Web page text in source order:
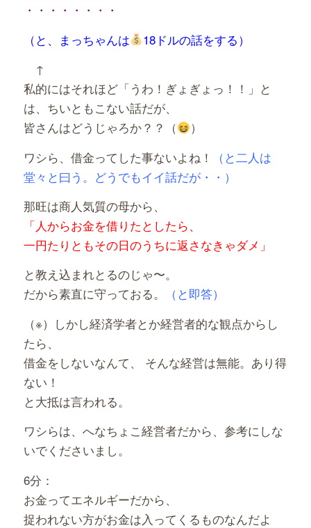
・・・・・・・・
（と、まっちゃんは
18ドルの話をする）
↑
私的にはそれほど「うわ！ぎょぎょっ！！」と
は、ちいともこない話だが、
皆さんはどうじゃろか？？（
）
ワシら、借金ってした事ないよね！
（と二人は
堂々と曰う。どうでもイイ話だが・・）
那旺は商人気質の母から、
「人からお金を借りたとしたら、
一円たりともその日のうちに返さなきゃダメ」
と教え込まれとるのじゃ〜。
だから素直に守っておる。
（と即答）
（※）しかし経済学者とか経営者的な観点からし
たら、
借金をしないなんて、 そんな経営は無能。あり得
ない！
と大抵は言われる。
ワシらは、へなちょこ経営者だから、参考にしな
いでくださいまし。
6分：
お金ってエネルギーだから、
捉われない方がお金は入ってくるものなんだよ